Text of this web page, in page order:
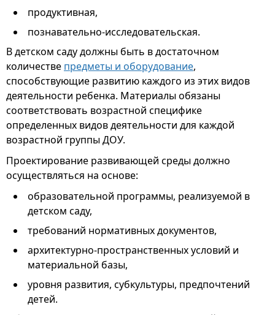
продуктивная,
познавательно-исследовательская.
В детском саду должны быть в достаточном
количестве предметы и оборудование,
способствующие развитию каждого из этих видов
деятельности ребенка. Материалы обязаны
соответствовать возрастной специфике
определенных видов деятельности для каждой
возрастной группы ДОУ.
Проектирование развивающей среды должно
осуществляться на основе:
образовательной программы, реализуемой в
детском саду,
требований нормативных документов,
архитектурно-пространственных условий и
материальной базы,
уровня развития, субкультуры, предпочтений
детей.